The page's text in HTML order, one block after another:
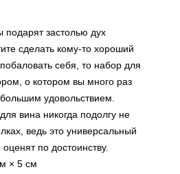
подарят застолью дух
сделать кому-то хороший
себя, то набор для
о котором вы много раз
удовольствием.
вина никогда подолгу не
ведь это универсальный
по достоинству.
× 5 см